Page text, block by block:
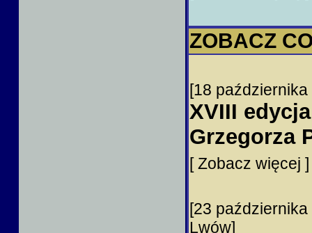
ZOBACZ
[18
XVIII
Grzegorza
[ Zobacz więcej ]
[23 października
Lwów]